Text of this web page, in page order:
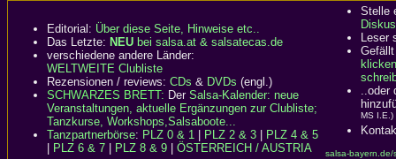
Editorial: Über diese Seite, Hinweise etc..
Das Letzte: NEU bei salsa.at & salsatecas.de
verschiedene andere Länder:
WELTWEITE Clubliste
Rezensionen / reviews: CDs & DVDs (engl.)
SCHWARZES BRETT: Der Salsa-Kalender: neue
Veranstaltungen, aktuelle Ergänzungen zur Clubliste;
Tanzkurse, Workshops,Salsaboote...
Tanzpartnerbörse: PLZ 0 & 1 PLZ 2 & 3
PLZ 4 & 5
PLZ 6 & 7 PLZ 8 & 9 ÖSTERREICH / AUSTRIA
Stelle
Leser
klicken
..oder
MS I.E.)
salsa-bayern.de/